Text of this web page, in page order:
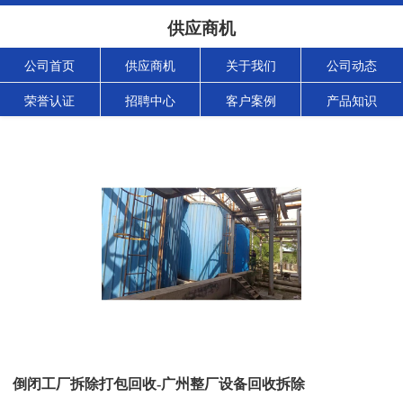
供应商机
公司首页 供应商机 关于我们 公司动态
荣誉认证 招聘中心 客户案例 产品知识
倒闭工厂拆除打包回收-广州整厂设备回收拆除